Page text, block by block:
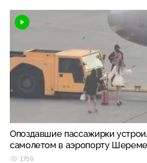
Опоздавшие пассажирки
самолетом в аэропорту
1759